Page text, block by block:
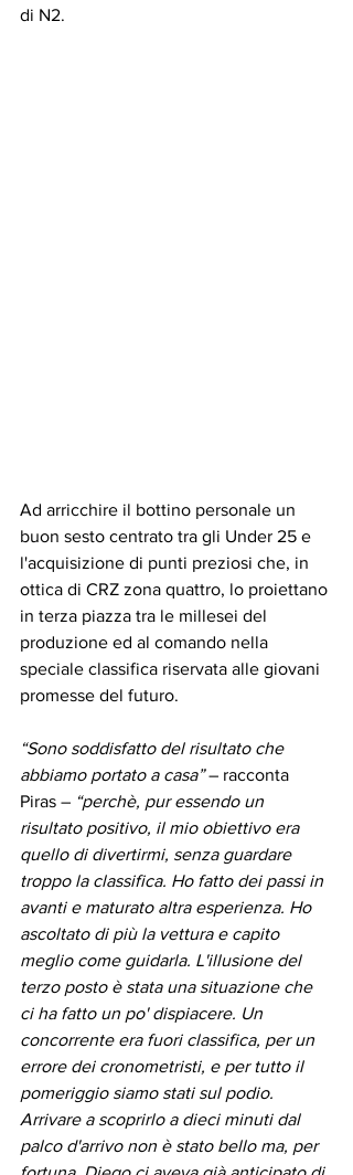
di N2.
Ad arricchire il bottino personale un
buon sesto centrato tra gli Under 25 e
l'acquisizione di punti preziosi che, in
ottica di CRZ zona quattro, lo proiettano
in terza piazza tra le millesei del
produzione ed al comando nella
speciale classifica riservata alle giovani
promesse del futuro.
“Sono soddisfatto del risultato che
abbiamo portato a casa” – racconta
Piras – “perchè, pur essendo un
risultato positivo, il mio obiettivo era
quello di divertirmi, senza guardare
troppo la classifica. Ho fatto dei passi in
avanti e maturato altra esperienza. Ho
ascoltato di più la vettura e capito
meglio come guidarla. L'illusione del
terzo posto è stata una situazione che
ci ha fatto un po' dispiacere. Un
concorrente era fuori classifica, per un
errore dei cronometristi, e per tutto il
pomeriggio siamo stati sul podio.
Arrivare a scoprirlo a dieci minuti dal
palco d'arrivo non è stato bello ma, per